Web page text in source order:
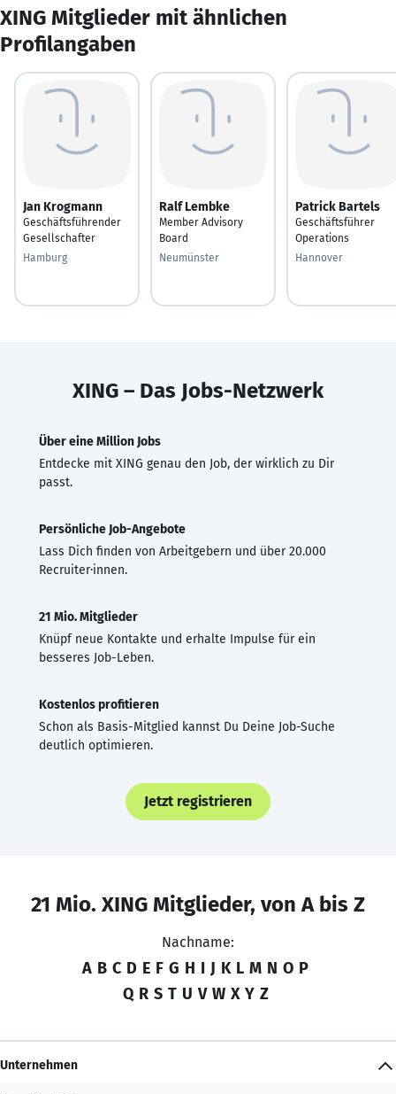
XING Mitglieder mit ähnlichen
Profilangaben
Jan Krogmann
Geschäftsführender
Gesellschafter
Hamburg
Ralf Lembke
Member Advisory
Board
Neumünster
Patrick Bartels
Geschäftsführer
Operations
Hannover
XING – Das Jobs-Netzwerk
Über eine Million Jobs
Entdecke mit XING genau den Job, der wirklich zu Dir
passt.
Persönliche Job-Angebote
Lass Dich finden von Arbeitgebern und über 20.000
Recruiter·innen.
21 Mio. Mitglieder
Knüpf neue Kontakte und erhalte Impulse für ein
besseres Job-Leben.
Kostenlos profitieren
Schon als Basis-Mitglied kannst Du Deine Job-Suche
deutlich optimieren.
Jetzt registrieren
21 Mio. XING Mitglieder, von A bis Z
Nachname:
A B C D E F G H I J K L M N O P
Q R S T U V W X Y Z
Unternehmen